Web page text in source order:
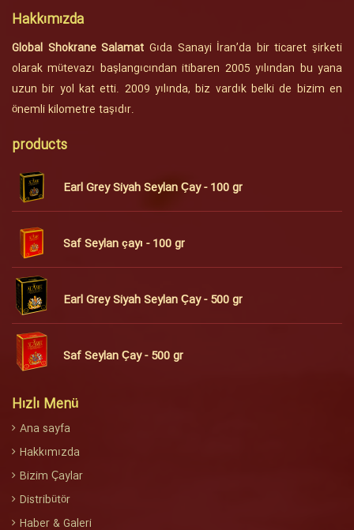
Hakkımızda
Global Shokrane Salamat Gıda Sanayi İran’da bir ticaret şirketi
olarak mütevazı başlangıcından itibaren 2005 yılından bu yana
uzun bir yol kat etti. 2009 yılında, biz vardık belki de bizim en
önemli kilometre taşıdır.
products
Earl Grey Siyah Seylan Çay - 100 gr
Saf Seylan çayı - 100 gr
Earl Grey Siyah Seylan Çay - 500 gr
Saf Seylan Çay - 500 gr
Hızlı Menü
Ana sayfa
Hakkımızda
Bizim Çaylar
Distribütör
Haber & Galeri